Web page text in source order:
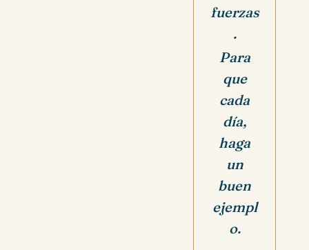
fuerzas
.
Para
que
cada
día,
haga
un
buen
ejempl
o.